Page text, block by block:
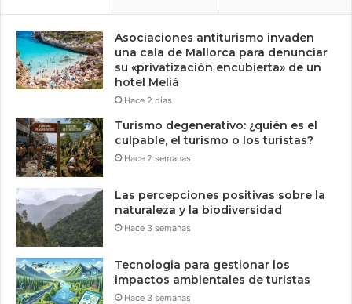
Asociaciones antiturismo invaden
una cala de Mallorca para denunciar
su «privatización encubierta» de un
hotel Meliá
Hace 2 días
Turismo degenerativo: ¿quién es el
culpable, el turismo o los turistas?
Hace 2 semanas
Las percepciones positivas sobre la
naturaleza y la biodiversidad
Hace 3 semanas
Tecnologia para gestionar los
impactos ambientales de turistas
Hace 3 semanas